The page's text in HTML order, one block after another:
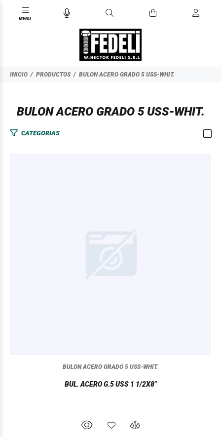
INICIO PRODUCTOS BULON ACERO GRADO 5 USS-WHIT.
BULON ACERO GRADO 5 USS-WHIT.
CATEGORIAS
BULON ACERO GRADO 5 USS-WHIT.
BUL. ACERO G.5 USS 1 1/2X8"